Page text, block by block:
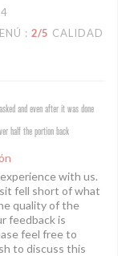
: 2/5 CALIDAD
and even after it was done
half the portion back
with us.
fell short of what
quality of the
feedback is
feel free to
to discuss this